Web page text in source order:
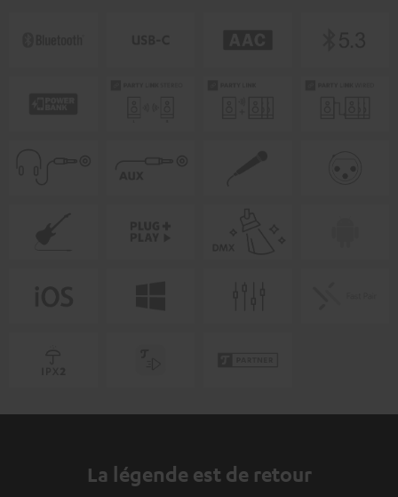
La légende est de retour